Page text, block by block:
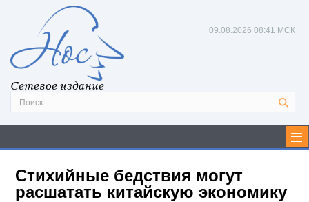
Сетевое издание
09.08.2026 08:41 МСК
Стихийные бедствия могут
расшатать китайскую экономику